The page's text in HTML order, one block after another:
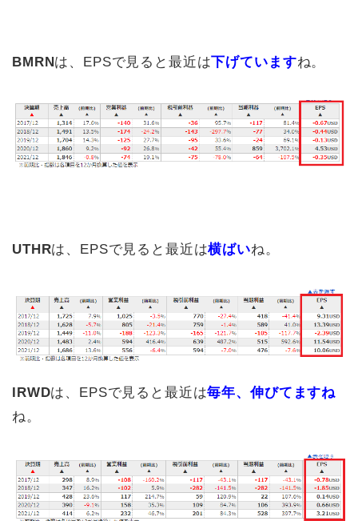
BMRN は、EPSで見ると最近は下げていますね。
UTHRは、EPSで見ると最近は横ばいね。
IRWDは、EPSで見ると最近は毎年、伸びてますね
ね。